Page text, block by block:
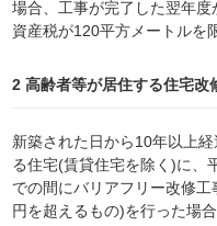
場合、工事が完了した翌年
資産税が120平方メートルを
2 高齢者等が居住する住宅改
新築された日から10年以上
る住宅(賃貸住宅を除く)に、
での間にバリアフリー改修
円を超えるもの)を行った場